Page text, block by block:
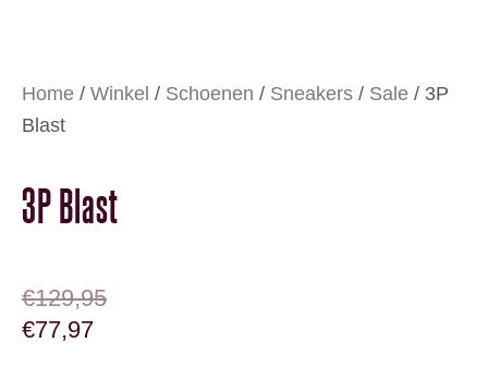
Home / Winkel / Schoenen / Sneakers / Sale / 3P
Blast
3P Blast
€129,95
OORSPRONKELIJKE PRIJS WAS:
€77,97
HUIDIGE PRIJS IS: €77,97.